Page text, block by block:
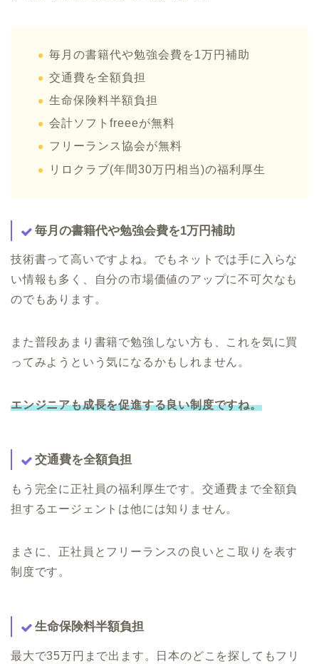
毎月の書籍代や勉強会費を1万円補助
交通費を全額負担
生命保険料半額負担
会計ソフトfreeeが無料
フリーランス協会が無料
リロクラブ(年間30万円相当)の福利厚生
毎月の書籍代や勉強会費を1万円補助
技術書って高いですよね。でもネットでは手に入らな
い情報も多く、自分の市場価値のアップに不可欠なも
のでもあります。
また普段あまり書籍で勉強しない方も、これを気に買
ってみようという気になるかもしれません。
エンジニアも成長を促進する良い制度ですね。
交通費を全額負担
もう完全に正社員の福利厚生です。交通費まで全額負
担するエージェントは他には知りません。
まさに、正社員とフリーランスの良いとこ取りを表す
制度です。
生命保険料半額負担
最大で35万円まで出ます。日本のどこを探してもフリ